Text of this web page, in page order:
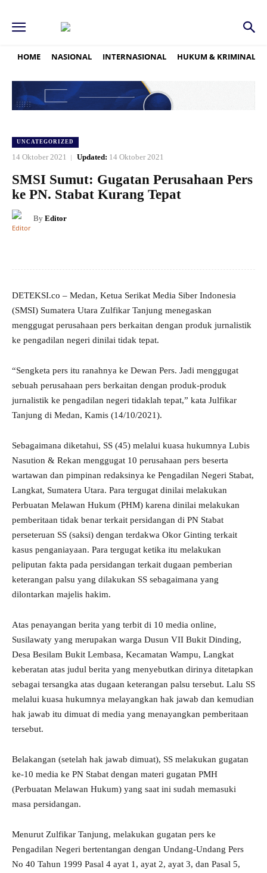
HOME NASIONAL INTERNASIONAL HUKUM & KRIMINAL
UNCATEGORIZED
14 Oktober 2021 Updated: 14 Oktober 2021
SMSI Sumut: Gugatan Perusahaan Pers
ke PN. Stabat Kurang Tepat
By Editor
DETEKSI.co – Medan, Ketua Serikat Media Siber Indonesia
(SMSI) Sumatera Utara Zulfikar Tanjung menegaskan
menggugat perusahaan pers berkaitan dengan produk jurnalistik
ke pengadilan negeri dinilai tidak tepat.
“Sengketa pers itu ranahnya ke Dewan Pers. Jadi menggugat
sebuah perusahaan pers berkaitan dengan produk-produk
jurnalistik ke pengadilan negeri tidaklah tepat,” kata Julfikar
Tanjung di Medan, Kamis (14/10/2021).
Sebagaimana diketahui, SS (45) melalui kuasa hukumnya Lubis
Nasution & Rekan menggugat 10 perusahaan pers beserta
wartawan dan pimpinan redaksinya ke Pengadilan Negeri Stabat,
Langkat, Sumatera Utara. Para tergugat dinilai melakukan
Perbuatan Melawan Hukum (PHM) karena dinilai melakukan
pemberitaan tidak benar terkait persidangan di PN Stabat
perseteruan SS (saksi) dengan terdakwa Okor Ginting terkait
kasus penganiayaan. Para tergugat ketika itu melakukan
peliputan fakta pada persidangan terkait dugaan pemberian
keterangan palsu yang dilakukan SS sebagaimana yang
dilontarkan majelis hakim.
Atas penayangan berita yang terbit di 10 media online,
Susilawaty yang merupakan warga Dusun VII Bukit Dinding,
Desa Besilam Bukit Lembasa, Kecamatan Wampu, Langkat
keberatan atas judul berita yang menyebutkan dirinya ditetapkan
sebagai tersangka atas dugaan keterangan palsu tersebut. Lalu SS
melalui kuasa hukumnya melayangkan hak jawab dan kemudian
hak jawab itu dimuat di media yang menayangkan pemberitaan
tersebut.
Belakangan (setelah hak jawab dimuat), SS melakukan gugatan
ke-10 media ke PN Stabat dengan materi gugatan PMH
(Perbuatan Melawan Hukum) yang saat ini sudah memasuki
masa persidangan.
Menurut Zulfikar Tanjung, melakukan gugatan pers ke
Pengadilan Negeri bertentangan dengan Undang-Undang Pers
No 40 Tahun 1999 Pasal 4 ayat 1, ayat 2, ayat 3, dan Pasal 5,